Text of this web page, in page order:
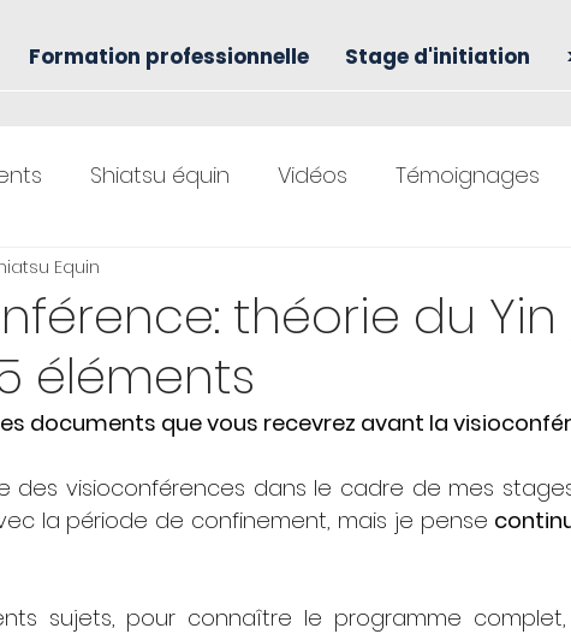
Formation professionnelle Stage d'initiation
Shiatsu équin Vidéos Témoignages
théorie du Yin
éléments
Equin
documents que vous recevrez avant la
des visioconférences dans le cadre de mes
la période de confinement, mais je pense
sujets, pour connaître le programme